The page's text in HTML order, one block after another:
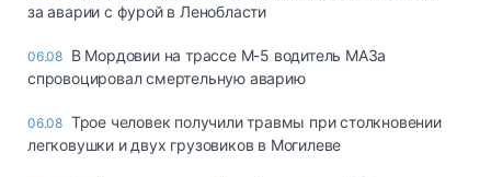
за аварии с фурой в Ленобласти
06.08 В Мордовии на трассе М-5 водитель МАЗа
спровоцировал смертельную аварию
06.08 Трое человек получили травмы при столкновении
легковушки и двух грузовиков в Могилеве